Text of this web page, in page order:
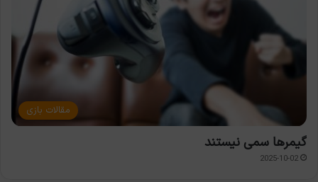
مقالات بازی
گیمرها سمی نیستند
2025-10-02